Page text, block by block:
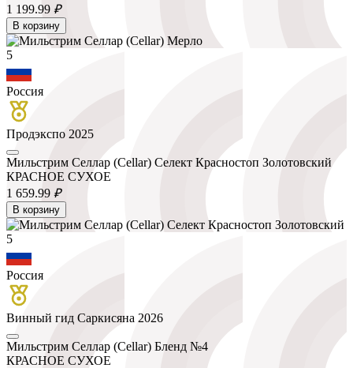
1 199.99 ₽
В корзину
5
Россия
Продэкспо 2025
Мильстрим Селлар (Cellar) Селект Красностоп Золотовский
КРАСНОЕ СУХОЕ
1 659.99 ₽
В корзину
5
Россия
Винный гид Саркисяна 2026
Мильстрим Селлар (Cellar) Бленд №4
КРАСНОЕ СУХОЕ